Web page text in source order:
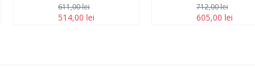
514,00 lei
611,00 lei
605,00 lei
712,00 lei